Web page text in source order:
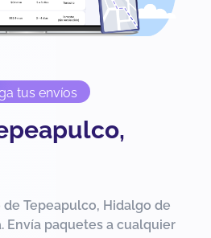
tus envíos
Tepeapulco, Hidalgo de
Envía paquetes a cualquier